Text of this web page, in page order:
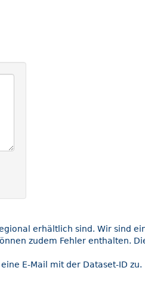
erhältlich sind. Wir sind
zudem Fehler enthalten.
E-Mail mit der Dataset-ID zu.